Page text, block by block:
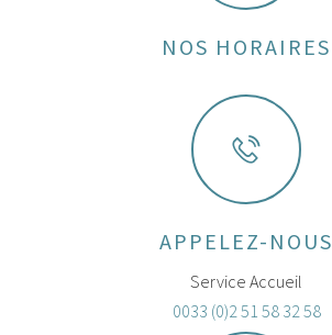
NOS HORAIRES
APPELEZ-NOUS
Service Accueil
0033 (0)2 51 58 32 58